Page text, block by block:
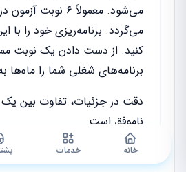
می‌شود. معمولاً ۶
می‌گردد. برنامه‌ریزی خود را با
کنید. از دست دادن یک نوبت
برنامه‌های شغلی شما را ماه‌ها
دقت در جزئیات، تفاوت بین
ناموفق است.
خانه خدمات